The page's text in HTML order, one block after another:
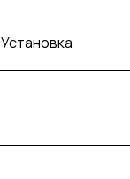
Установка